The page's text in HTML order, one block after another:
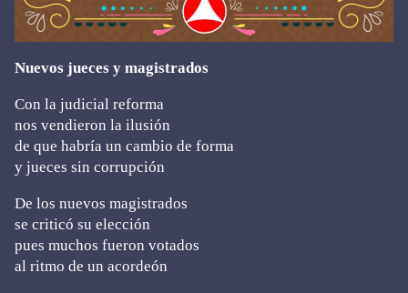
Nuevos jueces y magistrados
Con la judicial reforma
nos vendieron la ilusión
de que habría un cambio de forma
y jueces sin corrupción
De los nuevos magistrados
se criticó su elección
pues muchos fueron votados
al ritmo de un acordeón